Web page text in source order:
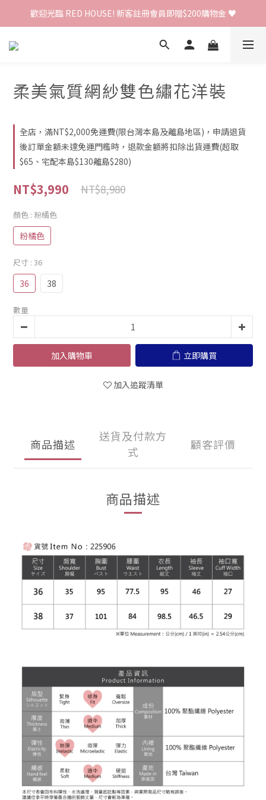
歡迎光臨 RED HOUSE! 新客註冊會員即贈$200購物金 ♥
歡迎光臨 RED HOUSE! 新客註冊會員即贈$200購物金 ♥
全館單筆訂單滿 $2000 免運 🚚
柔美氣質網紗雙色繡花洋裝
全店，滿NT$2,000免運費(限台灣本島及離島地區)，申請退貨
後訂單金額未達免運門檻時，退款金額將扣除出貨運費(超取
$65、宅配本島$130離島$280)
NT$3,990 NT$8,980
顏色 : 粉橘色
粉橘色
尺寸 : 36
36 38
數量
加入購物車 立即購買
加入追蹤清單
商品描述
送貨及付款方
式
顧客評價
商品描述